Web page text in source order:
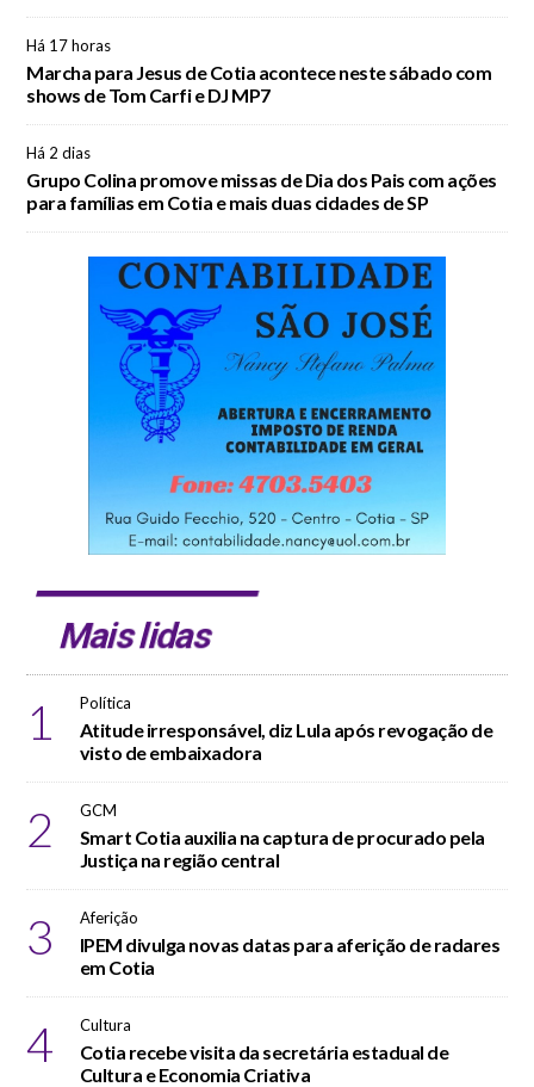
Há 17 horas
Marcha para Jesus de Cotia acontece neste sábado com
shows de Tom Carfi e DJ MP7
Há 2 dias
Grupo Colina promove missas de Dia dos Pais com ações
para famílias em Cotia e mais duas cidades de SP
Mais lidas
1 Política
Atitude irresponsável, diz Lula após revogação de
visto de embaixadora
2 GCM
Smart Cotia auxilia na captura de procurado pela
Justiça na região central
3 Aferição
IPEM divulga novas datas para aferição de radares
em Cotia
4 Cultura
Cotia recebe visita da secretária estadual de
Cultura e Economia Criativa